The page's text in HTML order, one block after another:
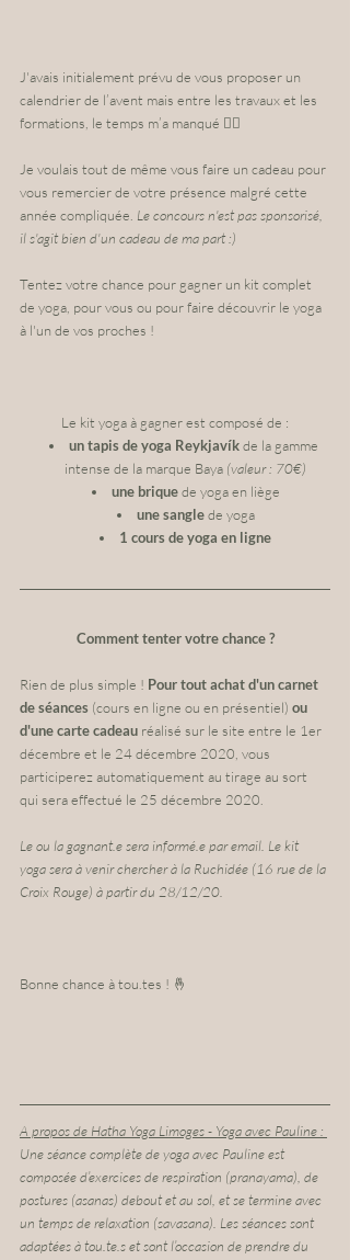
J'avais initialement prévu de vous proposer un
calendrier de l’avent mais entre les travaux et les
formations, le temps m’a manqué 🤷‍♀️ ⠀⠀⠀⠀
Je voulais tout de même vous faire un cadeau pour
vous remercier de votre présence malgré cette
année compliquée. Le concours n'est pas sponsorisé,
il s'agit bien d'un cadeau de ma part :)
Tentez votre chance pour gagner un kit complet
de yoga, pour vous ou pour faire découvrir le yoga
à l'un de vos proches !
Le kit yoga à gagner est composé de :
un tapis de yoga Reykjavík de la gamme
intense de la marque Baya (valeur : 70€)
une brique de yoga en liège
une sangle de yoga
1 cours de yoga en ligne
Comment tenter votre chance ?
Rien de plus simple ! Pour tout achat d'un carnet
de séances (cours en ligne ou en présentiel) ou
d'une carte cadeau réalisé sur le site entre le 1er
décembre et le 24 décembre 2020, vous
participerez automatiquement au tirage au sort
qui sera effectué le 25 décembre 2020.
Le ou la gagnant.e sera informé.e par email. Le kit
yoga sera à venir chercher à la Ruchidée (16 rue de la
Croix Rouge) à partir du 28/12/20.
Bonne chance à tou.tes ! 🤞
A propos de Hatha Yoga Limoges - Yoga avec Pauline :
Une séance complète de yoga avec Pauline est
composée d’​exercices de respiration (pranayama)​, de
postures ​(asanas) debout et au sol, et se termine avec
un temps de relaxation​ (savasana). Les séances sont
adaptées à tou.te.s et sont l’occasion de prendre du